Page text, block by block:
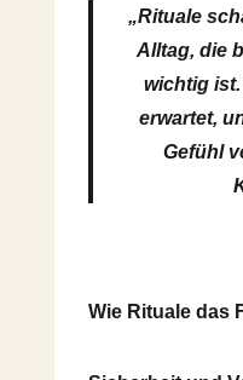
„Rituale
Alltag, die
wichtig
erwartet,
Gefühl
Wie Rituale das